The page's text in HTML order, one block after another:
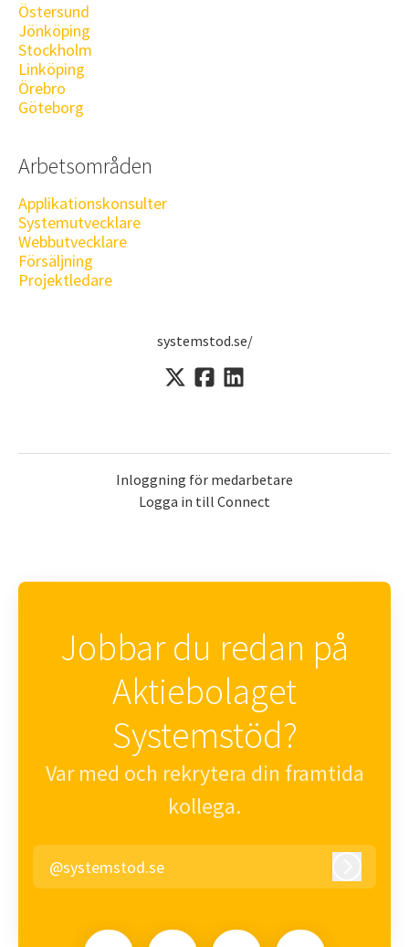
Östersund
Jönköping
Stockholm
Linköping
Örebro
Göteborg
Arbetsområden
Applikationskonsulter
Systemutvecklare
Webbutvecklare
Försäljning
Projektledare
systemstod.se/
Inloggning för medarbetare
Logga in till Connect
Jobbar du redan på
Aktiebolaget
Systemstöd?
Var med och rekrytera din framtida
kollega.
@systemstod.se